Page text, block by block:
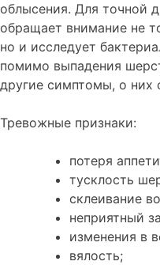
облысения. Для точной
обращает внимание не
но и исследует
помимо выпадения
другие симптомы, о них
Тревожные признаки:
потеря
тусклость
склеивание
неприятный
изменения в
вялость;